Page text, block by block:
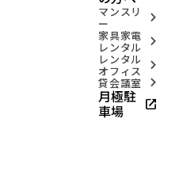
マンスリ
ー arrow_forward_ios
家具家電
レンタル arrow_forward_ios
レンタル
オフィス arrow_forward_ios
貸会議室 arrow_forward_ios
月極駐
車場 open_in_new